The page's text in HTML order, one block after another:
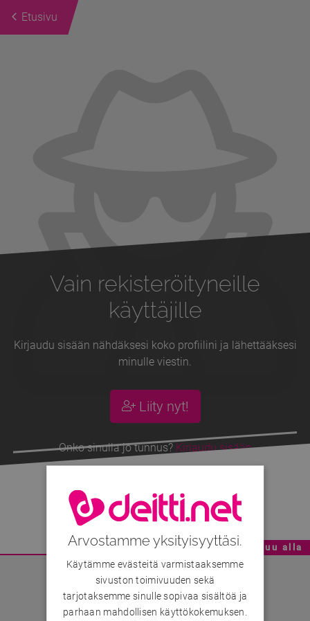
Etusivu
Vain rekisteröityneille
käyttäjille
Kirjaudu sisään nähdäksesi koko profiilini ja lähettääksesi
minulle viestin.
Liity nyt!
Onko sinulla jo tunnus? Kirjaudu sisään
Ela , 51v
Mainoskatko - Sisältö jatkuu alla
Arvostamme yksityisyyttäsi.
Käytämme evästeitä varmistaaksemme
sivuston toimivuuden sekä
tarjotaksemme sinulle sopivaa sisältöä ja
parhaan mahdollisen käyttökokemuksen.